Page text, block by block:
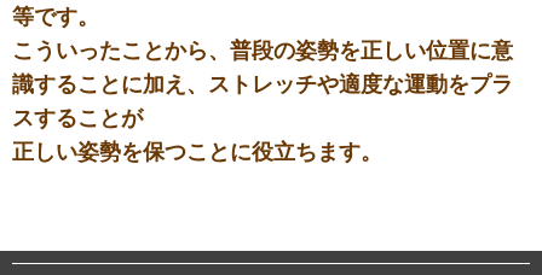
等です。
こういったことから、普段の姿勢を正しい位置に意
識することに加え、ストレッチや適度な運動をプラ
スすることが
正しい姿勢を保つことに役立ちます。